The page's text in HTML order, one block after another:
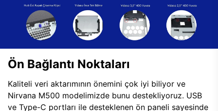
Ön Bağlantı Noktaları
Kaliteli veri aktarımının önemini çok iyi biliyor ve
Nirvana M500 modelimizde bunu destekliyoruz. USB
ve Type-C portları ile desteklenen ön paneli sayesinde